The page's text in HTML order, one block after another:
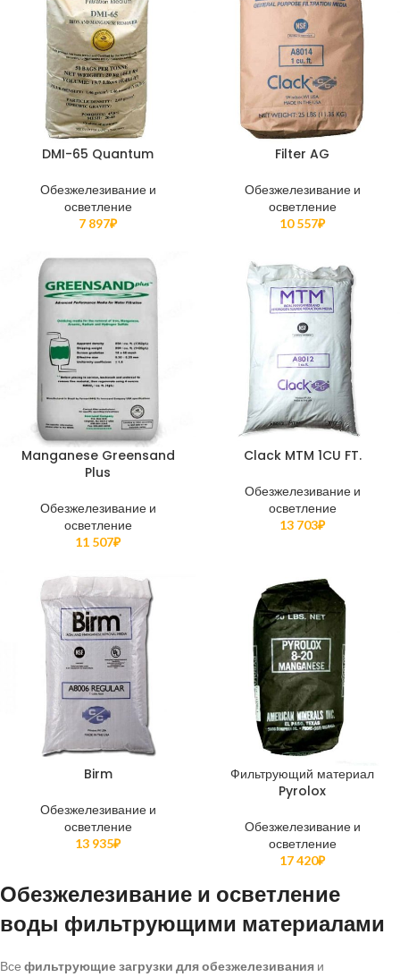
DMI-65 Quantum
Обезжелезивание и
осветление
7 897₽
Filter AG
Обезжелезивание и
осветление
10 557₽
Manganese Greensand
Plus
Обезжелезивание и
осветление
11 507₽
Clack MTM 1CU FT.
Обезжелезивание и
осветление
13 703₽
Birm
Обезжелезивание и
осветление
13 935₽
Фильтрующий материал
Pyrolox
Обезжелезивание и
осветление
17 420₽
Обезжелезивание и осветление
воды фильтрующими материалами
Все фильтрующие загрузки для обезжелезивания и